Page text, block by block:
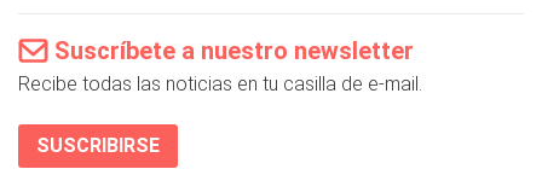
Suscríbete a nuestro newsletter
Recibe todas las noticias en tu casilla de e-mail.
SUSCRIBIRSE